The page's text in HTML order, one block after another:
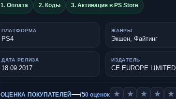
1. Оплата 2. Коды 3. Активация в PS Store
ПЛАТФОРМА
PS4
ЖАНРЫ
Экшен, Файтинг
ДАТА РЕЛИЗА
18.09.2017
ИЗДАТЕЛЬ
CE EUROPE LIMITED
ОЦЕНКА ПОКУПАТЕЛЕЙ—/50 оценок ★ ★ ★ ★ ★